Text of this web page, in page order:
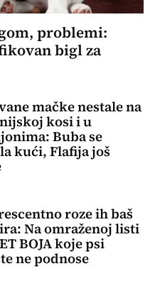
problemi:
bigl za
mačke nestale na
kosi i u
Buba se
kući, Flafija još
roze ih baš
Na omraženoj listi
BOJA koje psi
ne podnose